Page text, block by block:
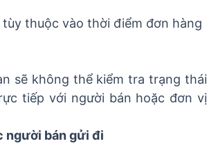
thuộc vào thời điểm đơn hàng
sẽ không thể kiểm tra trạng thái
tiếp với người bán hoặc đơn vị
người bán gửi đi